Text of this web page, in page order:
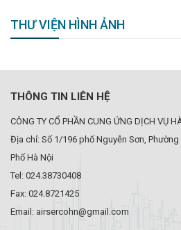
THƯ VIỆN HÌNH ẢNH
THÔNG TIN LIÊN HỆ
CÔNG TY CỔ PHẦN CUNG ỨNG DỊCH VỤ
Địa chỉ: Số 1/196 phố Nguyễn Sơn,
Phố Hà Nội
Tel: 024.38730408
Fax: 024.8721425
Email: airsercohn@gmail.com